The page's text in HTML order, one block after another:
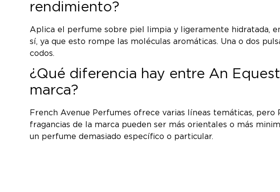
rendimiento?
Aplica el perfume sobre piel limpia y ligeramente hidratada,
sí, ya que esto rompe las moléculas aromáticas. Una o dos
codos.
¿Qué diferencia hay entre An
marca?
French Avenue Perfumes ofrece varias líneas temáticas,
fragancias de la marca pueden ser más orientales o más
un perfume demasiado específico o particular.